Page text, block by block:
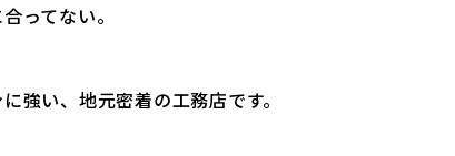
ってない。
強い、地元密着の工務店です。